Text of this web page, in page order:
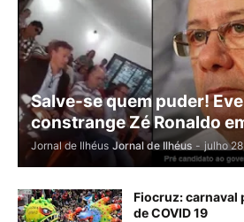
Salve-se quem puder!
constrange Zé Ronaldo
Jornal de Ilhéus Jornal de Ilhéus - julho
Fiocruz: carnaval
de COVID 19